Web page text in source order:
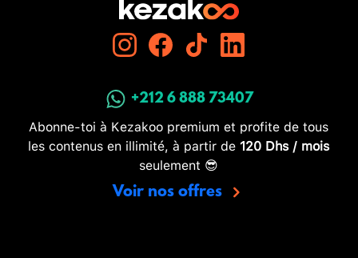
+212 6 888 73407
Abonne-toi à Kezakoo premium et profite de tous
les contenus en illimité, à partir de 120 Dhs / mois
seulement 😎
Voir nos offres